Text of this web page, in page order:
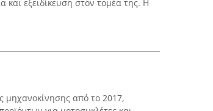
και εξειδίκευση στον τομέα της. Η
μηχανοκίνησης από το 2017,